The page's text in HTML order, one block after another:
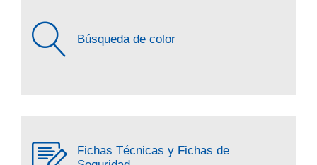
Búsqueda de color
Fichas Técnicas y Fichas de